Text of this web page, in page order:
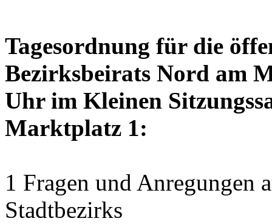
Tagesordnung für die
Bezirksbeirats Nord am
Uhr im Kleinen
Marktplatz 1:
1 Fragen und Anregungen
Stadtbezirks